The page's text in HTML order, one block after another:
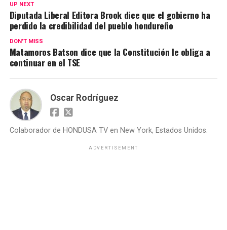
UP NEXT
Diputada Liberal Editora Brook dice que el gobierno ha
perdido la credibilidad del pueblo hondureño
DON'T MISS
Matamoros Batson dice que la Constitución le obliga a
continuar en el TSE
Oscar Rodríguez
Colaborador de HONDUSA TV en New York, Estados Unidos.
ADVERTISEMENT